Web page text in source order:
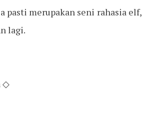
pasti merupakan seni rahasia elf,
lagi.
◇